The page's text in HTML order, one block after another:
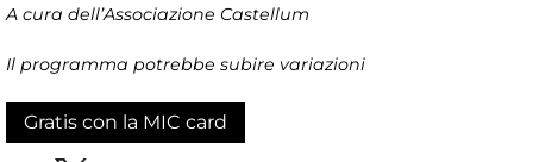
A cura dell’Associazione Castellum
Il programma potrebbe subire variazioni
Gratis con la MIC card